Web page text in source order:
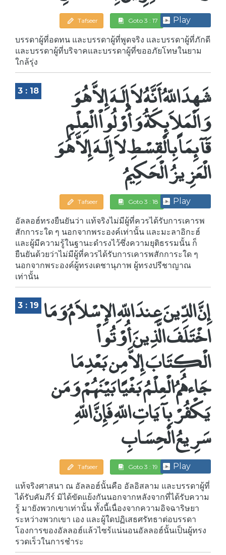
Tafseer Goto 3 : 17 Play
บรรดาผู้ที่อดทน และบรรดาผู้ที่พูดจริง และบรรดาผู้ที่ภักดี
และบรรดาผู้ที่บริจาคและบรรดาผู้ที่ขออภัยโทษในยาม
ใกล้รุ่ง
3 : 18 شَهِدَ اللّهُ أَنَّهُ لاَ إِلَـهَ إِلاَّ هُوَ
وَالْمَلاَئِكَةُ وَأُوْلُواْ الْعِلْمِ
قَآئِمَاً بِالْقِسْطِ لاَ إِلَـهَ إِلاَّ هُوَ
الْعَزِيزُ الْحَكِيمُ
Tafseer Goto 3 : 18 Play
อัลลอฮ์ทรงยืนยันว่า แท้จริงไม่มีผู้ที่ควรได้รับการเคารพ
สักการะใด ๆ นอกจากพระองค์เท่านั้น และมะลาอิกะฮ์
และผู้มีความรู้ในฐานะดำรงไว้ซึ่งความยุติธรรมนั้น ก็
ยืนยันด้วยว่าไม่มีผู้ที่ควรได้รับการเคารพสักการะใด ๆ
นอกจากพระองค์ผู้ทรงเดชานุภาพ ผู้ทรงปรีชาญาณ
เท่านั้น
3 : 19 إِنَّ الدِّينَ عِندَ اللّهِ الإِسْلاَمُ وَمَا
اخْتَلَفَ الَّذِينَ أُوْتُواْ
الْكِتَابَ إِلاَّ مِن بَعْدِ مَا
جَاءهُمُ الْعِلْمُ بَغْيًا بَيْنَهُمْ وَمَن
يَكْفُرْ بِآيَاتِ اللّهِ فَإِنَّ اللّهِ
سَرِيعُ الْحِسَابِ
Tafseer Goto 3 : 19 Play
แท้จริงศาสนา ณ อัลลอฮ์นั้นคือ อัลอิสลาม และบรรดาผู้ที่
ได้รับคัมภีร์ มิได้ขัดแย้งกันนอกจากหลังจากที่ได้รับความ
รู้ มายังพวกเขาเท่านั้น ทั้งนี้เนื่องจากความอิจฉาริษยา
ระหว่างพวกเขา เอง และผู้ใดปฏิเสธศรัทธาต่อบรรดา
โองการของอัลลอฮ์แล้วไซร้แน่นอนอัลลอฮ์นั้นเป็นผู้ทรง
รวดเร็วในการชำระ